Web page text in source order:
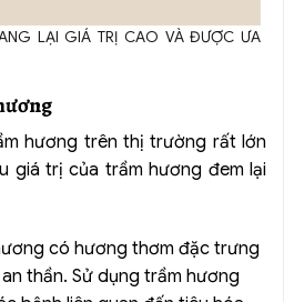
LẠI GIÁ TRỊ CAO VÀ ĐƯỢC ƯA
hương trên thị trường rất lớn
giá trị của trầm hương đem lại
có hương thơm đặc trưng
thần. Sử dụng trầm hương